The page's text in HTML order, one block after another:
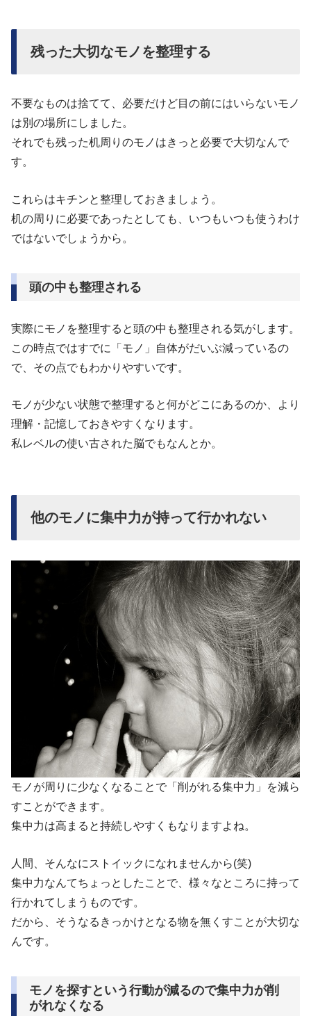
残った大切なモノを整理する
不要なものは捨てて、必要だけど目の前にはいらないモノ
は別の場所にしました。
それでも残った机周りのモノはきっと必要で大切なんで
す。
これらはキチンと整理しておきましょう。
机の周りに必要であったとしても、いつもいつも使うわけ
ではないでしょうから。
頭の中も整理される
実際にモノを整理すると頭の中も整理される気がします。
この時点ではすでに「モノ」自体がだいぶ減っているの
で、その点でもわかりやすいです。
モノが少ない状態で整理すると何がどこにあるのか、より
理解・記憶しておきやすくなります。
私レベルの使い古された脳でもなんとか。
他のモノに集中力が持って行かれない
モノが周りに少なくなることで「削がれる集中力」を減ら
すことができます。
集中力は高まると持続しやすくもなりますよね。
人間、そんなにストイックになれませんから(笑)
集中力なんてちょっとしたことで、様々なところに持って
行かれてしまうものです。
だから、そうなるきっかけとなる物を無くすことが大切な
んです。
モノを探すという行動が減るので集中力が削
がれなくなる